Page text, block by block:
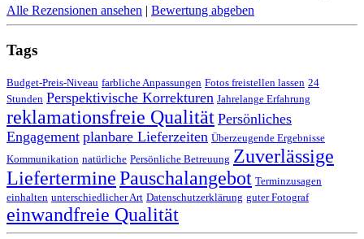
Alle Rezensionen ansehen | Bewertung abgeben
Tags
Budget-Preis-Niveau farbliche Anpassungen Fotos freistellen lassen 24
Stunden Perspektivische Korrekturen Jahrelange Erfahrung
reklamationsfreie Qualität Persönliches
Engagement planbare Lieferzeiten Überzeugende Ergebnisse
Kommunikation natürliche Persönliche Betreuung Zuverlässige
LieferterminePauschalangebot Terminzusagen
einhalten unterschiedlicher Art Datenschutzerklärung guter Fotograf
einwandfreie Qualität